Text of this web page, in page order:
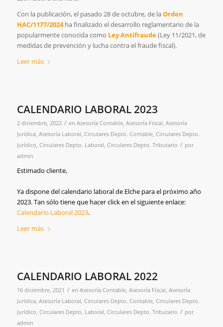
Con la publicación, el pasado 28 de octubre, de laOrden
HAC/1177/2024ha finalizado el desarrollo reglamentario de la
popularmente conocida como Ley Antifraude(Ley 11/2021, de
medidas de prevención y lucha contra el fraude fiscal).
Leer más
CALENDARIO LABORAL 2023
2 diciembre, 2022 / en Asesoría Contable, Asesoría Fiscal, Asesoría
Jurídica, Asesoría Laboral, Circulares Depto. Contable, Circulares Depto.
Jurídico, Circulares Depto. Laboral, Circulares Depto. Tributario / por
admin
Estimado cliente,
Ya dispone del calendario laboral de Elche para el próximo año
2023. Tan sólo tiene que hacer click en el siguiente enlace:
Calendario Laboral 2023.
Leer más
CALENDARIO LABORAL 2022
16 diciembre, 2021 / en Asesoría Contable, Asesoría Fiscal, Asesoría
Jurídica, Asesoría Laboral, Circulares Depto. Contable, Circulares Depto.
Jurídico, Circulares Depto. Laboral, Circulares Depto. Tributario / por
admin